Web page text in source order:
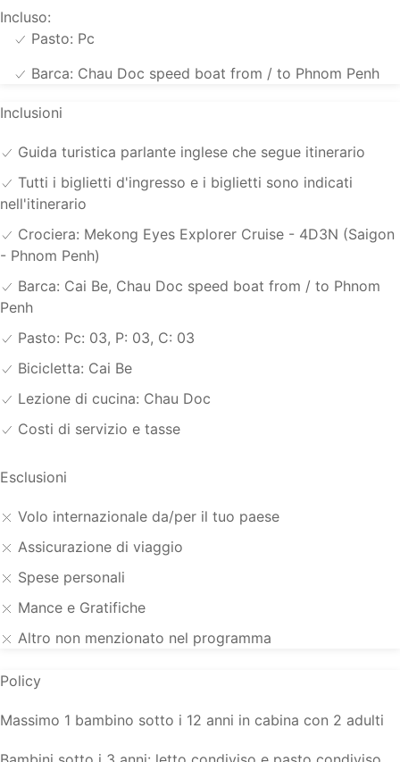
Incluso:
Pasto: Pc
Barca: Chau Doc speed boat from / to Phnom Penh
Inclusioni
Guida turistica parlante inglese che segue itinerario
Tutti i biglietti d'ingresso e i biglietti sono indicati
nell'itinerario
Crociera: Mekong Eyes Explorer Cruise - 4D3N (Saigon
- Phnom Penh)
Barca: Cai Be, Chau Doc speed boat from / to Phnom
Penh
Pasto: Pc: 03, P: 03, C: 03
Bicicletta: Cai Be
Lezione di cucina: Chau Doc
Costi di servizio e tasse
Esclusioni
Volo internazionale da/per il tuo paese
Assicurazione di viaggio
Spese personali
Mance e Gratifiche
Altro non menzionato nel programma
Policy
Massimo 1 bambino sotto i 12 anni in cabina con 2 adulti